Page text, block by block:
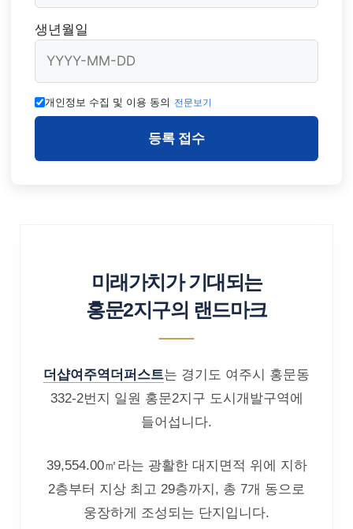
생년월일
개인정보 수집 및 이용 동의 전문보기
등록 접수
미래가치가 기대되는
홍문2지구의 랜드마크
더샵여주역더퍼스트는 경기도 여주시 홍문동
332-2번지 일원 홍문2지구 도시개발구역에
들어섭니다.
39,554.00㎡라는 광활한 대지면적 위에 지하
2층부터 지상 최고 29층까지, 총 7개 동으로
웅장하게 조성되는 단지입니다.